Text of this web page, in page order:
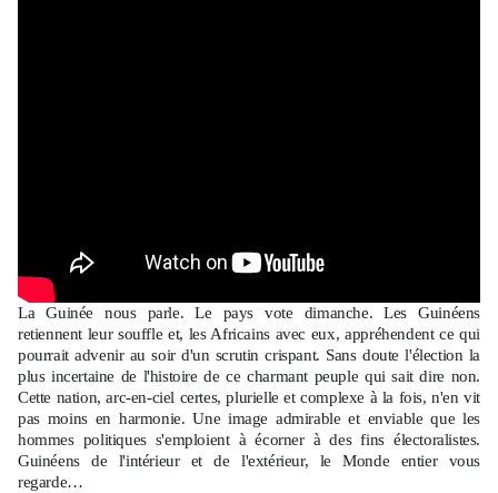
La Guinée nous parle. Le pays vote dimanche. Les Guinéens
retiennent leur souffle et, les Africains avec eux, appréhendent ce qui
pourrait advenir au soir d'un scrutin crispant. Sans doute l'élection la
plus incertaine de l'histoire de ce charmant peuple qui sait dire non.
Cette nation, arc-en-ciel certes, plurielle et complexe à la fois, n'en vit
pas moins en harmonie. Une image admirable et enviable que les
hommes politiques s'emploient à écorner à des fins électoralistes.
Guinéens de l'intérieur et de l'extérieur, le Monde entier vous
regarde…